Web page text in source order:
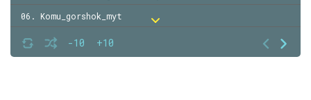
-10 +10
06. Komu_gorshok_myt
07. Gorshenya
08. Boltlivaya_zhena